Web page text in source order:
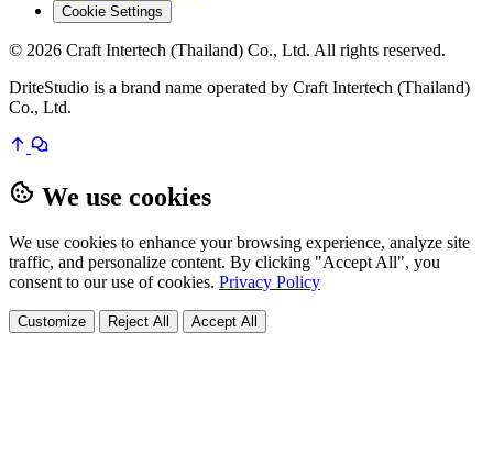
Cookie Settings
© 2026 Craft Intertech (Thailand) Co., Ltd. All rights reserved.
DriteStudio is a brand name operated by Craft Intertech (Thailand)
Co., Ltd.
We use cookies
We use cookies to enhance your browsing experience, analyze site
traffic, and personalize content. By clicking "Accept All", you
consent to our use of cookies. Privacy Policy
Customize Reject All Accept All